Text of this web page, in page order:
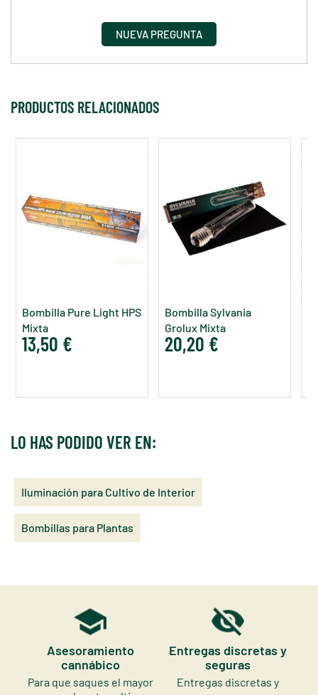
NUEVA PREGUNTA
PRODUCTOS RELACIONADOS
Bombilla Pure Light HPS
Mixta
13,50 €
Bombilla Sylvania
Grolux Mixta
20,20 €
LO HAS PODIDO VER EN:
Iluminación para Cultivo de Interior
Bombillas para Plantas
Asesoramiento
cannábico
Para que saques el mayor
Entregas discretas y
seguras
Entregas discretas y